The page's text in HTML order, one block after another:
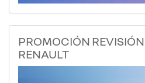
PROMOCIÓN
RENAULT